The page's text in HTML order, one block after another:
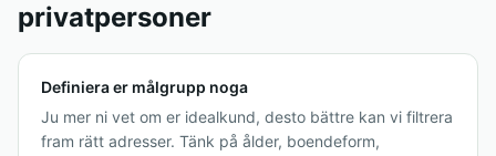
privatpersoner
Definiera er målgrupp noga
Ju mer ni vet om er idealkund, desto bättre kan vi filtrera
fram rätt adresser. Tänk på ålder, boendeform,